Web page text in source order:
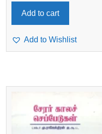
Add to cart
Add to Wishlist